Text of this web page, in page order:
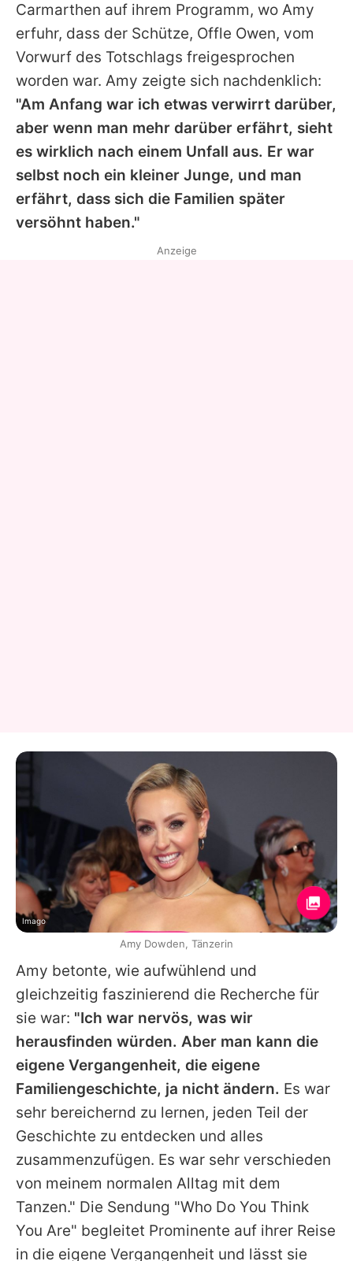
Carmarthen auf ihrem Programm, wo Amy
erfuhr, dass der Schütze, Offle Owen, vom
Vorwurf des Totschlags freigesprochen
worden war. Amy zeigte sich nachdenklich:
"Am Anfang war ich etwas verwirrt darüber,
aber wenn man mehr darüber erfährt, sieht
es wirklich nach einem Unfall aus. Er war
selbst noch ein kleiner Junge, und man
erfährt, dass sich die Familien später
versöhnt haben."
Amy betonte, wie aufwühlend und
gleichzeitig faszinierend die Recherche für
sie war: "Ich war nervös, was wir
herausfinden würden. Aber man kann die
eigene Vergangenheit, die eigene
Familiengeschichte, ja nicht ändern. Es war
sehr bereichernd zu lernen, jeden Teil der
Geschichte zu entdecken und alles
zusammenzufügen. Es war sehr verschieden
von meinem normalen Alltag mit dem
Tanzen." Die Sendung "Who Do You Think
You Are" begleitet Prominente auf ihrer Reise
in die eigene Vergangenheit und lässt sie
Anzeige
Imago
Amy Dowden, Tänzerin